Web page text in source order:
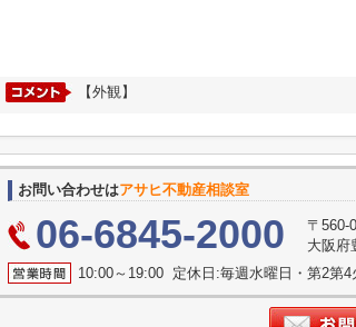
【外観】
お問い合わせはアサヒ不動産相談室
06-6845-2000
〒560-
大阪府
10:00～19:00 定休日:毎週水曜日・第2第4